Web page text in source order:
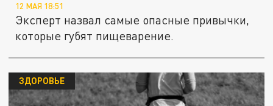
12 МАЯ 18:51
Эксперт назвал самые опасные привычки,
которые губят пищеварение.
ЗДОРОВЬЕ